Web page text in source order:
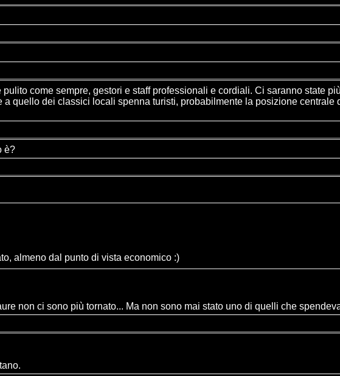
come sempre, gestori e staff professionali e cordiali. Ci saranno
quello dei classici locali spenna turisti, probabilmente la posizione
è?
almeno dal punto di vista economico :)
non ci sono più tornato... Ma non sono mai stato uno di quelli che